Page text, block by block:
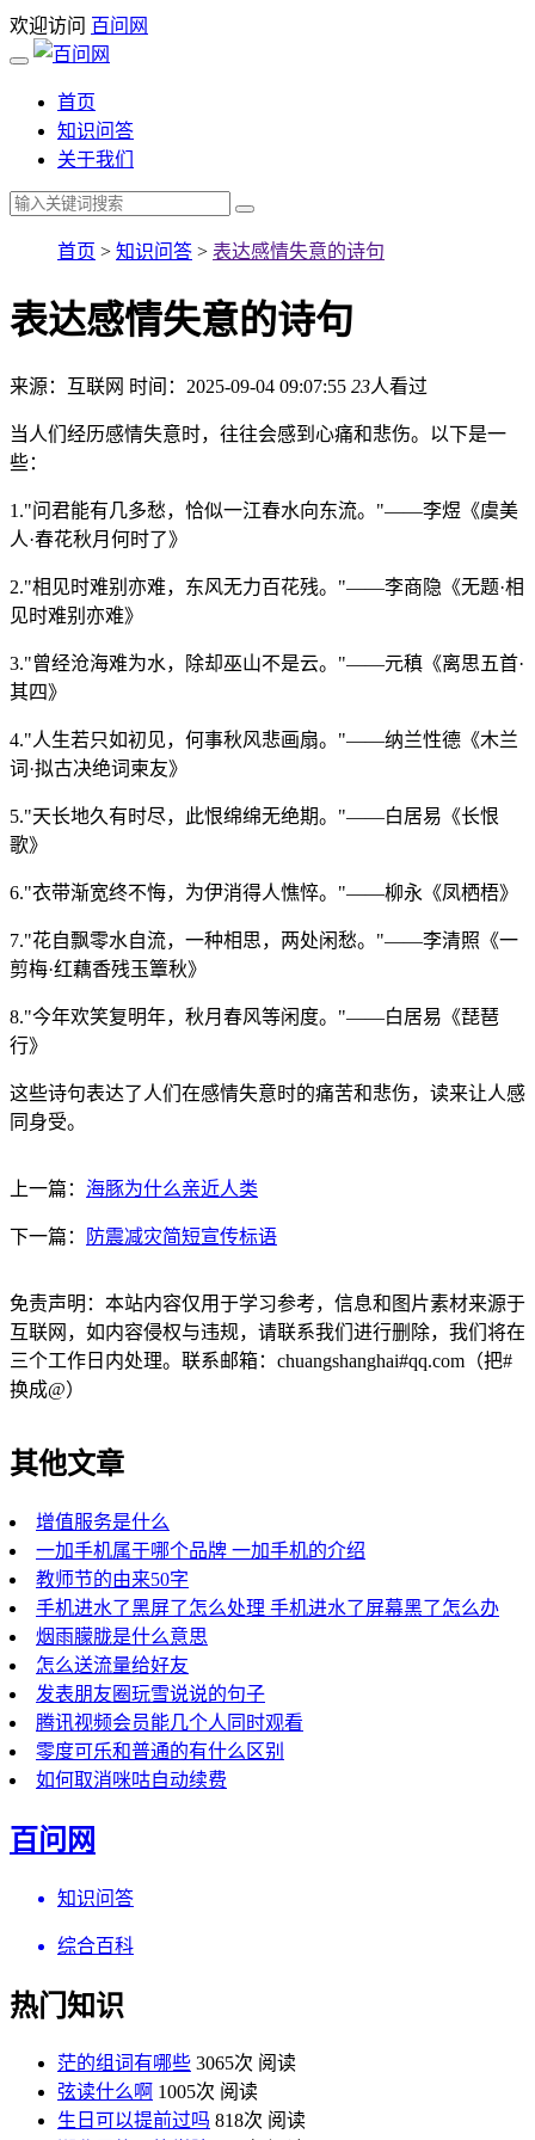
欢迎访问 百问网
首页
知识问答
关于我们
首页 > 知识问答 > 表达感情失意的诗句
表达感情失意的诗句
来源：互联网 时间：2025-09-04 09:07:55 23人看过
当人们经历感情失意时，往往会感到心痛和悲伤。以下是一
些：
1."问君能有几多愁，恰似一江春水向东流。"——李煜《虞美
人·春花秋月何时了》
2."相见时难别亦难，东风无力百花残。"——李商隐《无题·相
见时难别亦难》
3."曾经沧海难为水，除却巫山不是云。"——元稹《离思五首·
其四》
4."人生若只如初见，何事秋风悲画扇。"——纳兰性德《木兰
词·拟古决绝词柬友》
5."天长地久有时尽，此恨绵绵无绝期。"——白居易《长恨
歌》
6."衣带渐宽终不悔，为伊消得人憔悴。"——柳永《凤栖梧》
7."花自飘零水自流，一种相思，两处闲愁。"——李清照《一
剪梅·红藕香残玉簟秋》
8."今年欢笑复明年，秋月春风等闲度。"——白居易《琵琶
行》
这些诗句表达了人们在感情失意时的痛苦和悲伤，读来让人感
同身受。
上一篇： 海豚为什么亲近人类
下一篇： 防震减灾简短宣传标语
免责声明：本站内容仅用于学习参考，信息和图片素材来源于
互联网，如内容侵权与违规，请联系我们进行删除，我们将在
三个工作日内处理。联系邮箱：chuangshanghai#qq.com（把#
换成@）
其他文章
增值服务是什么
一加手机属于哪个品牌 一加手机的介绍
教师节的由来50字
手机进水了黑屏了怎么处理 手机进水了屏幕黑了怎么办
烟雨朦胧是什么意思
怎么送流量给好友
发表朋友圈玩雪说说的句子
腾讯视频会员能几个人同时观看
零度可乐和普通的有什么区别
如何取消咪咕自动续费
百问网
知识问答
综合百科
热门知识
茫的组词有哪些 3065次 阅读
弦读什么啊 1005次 阅读
生日可以提前过吗 818次 阅读